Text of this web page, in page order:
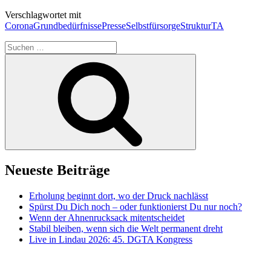
Verschlagwortet mit
CoronaGrundbedürfnissePresseSelbstfürsorgeStrukturTA
Suchen
nach:
Neueste Beiträge
Erholung beginnt dort, wo der Druck nachlässt
Spürst Du Dich noch – oder funktionierst Du nur noch?
Wenn der Ahnenrucksack mitentscheidet
Stabil bleiben, wenn sich die Welt permanent dreht
Live in Lindau 2026: 45. DGTA Kongress